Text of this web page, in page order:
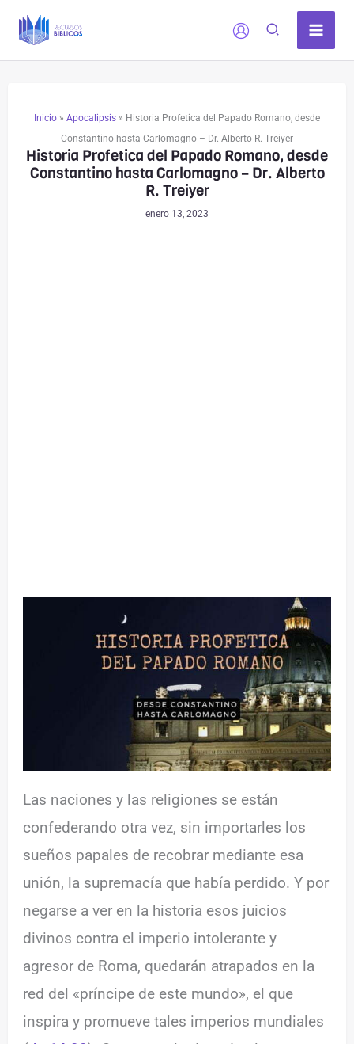
Inicio » Apocalipsis » Historia Profetica del Papado Romano, desde
Constantino hasta Carlomagno – Dr. Alberto R. Treiyer
Historia Profetica del Papado Romano, desde
Constantino hasta Carlomagno – Dr. Alberto
R. Treiyer
enero 13, 2023
Las naciones y las religiones se están
confederando otra vez, sin importarles los
sueños papales de recobrar mediante esa
unión, la supremacía que había perdido. Y por
negarse a ver en la historia esos juicios
divinos contra el imperio intolerante y
agresor de Roma, quedarán atrapados en la
red del «príncipe de este mundo», el que
inspira y promueve tales imperios mundiales